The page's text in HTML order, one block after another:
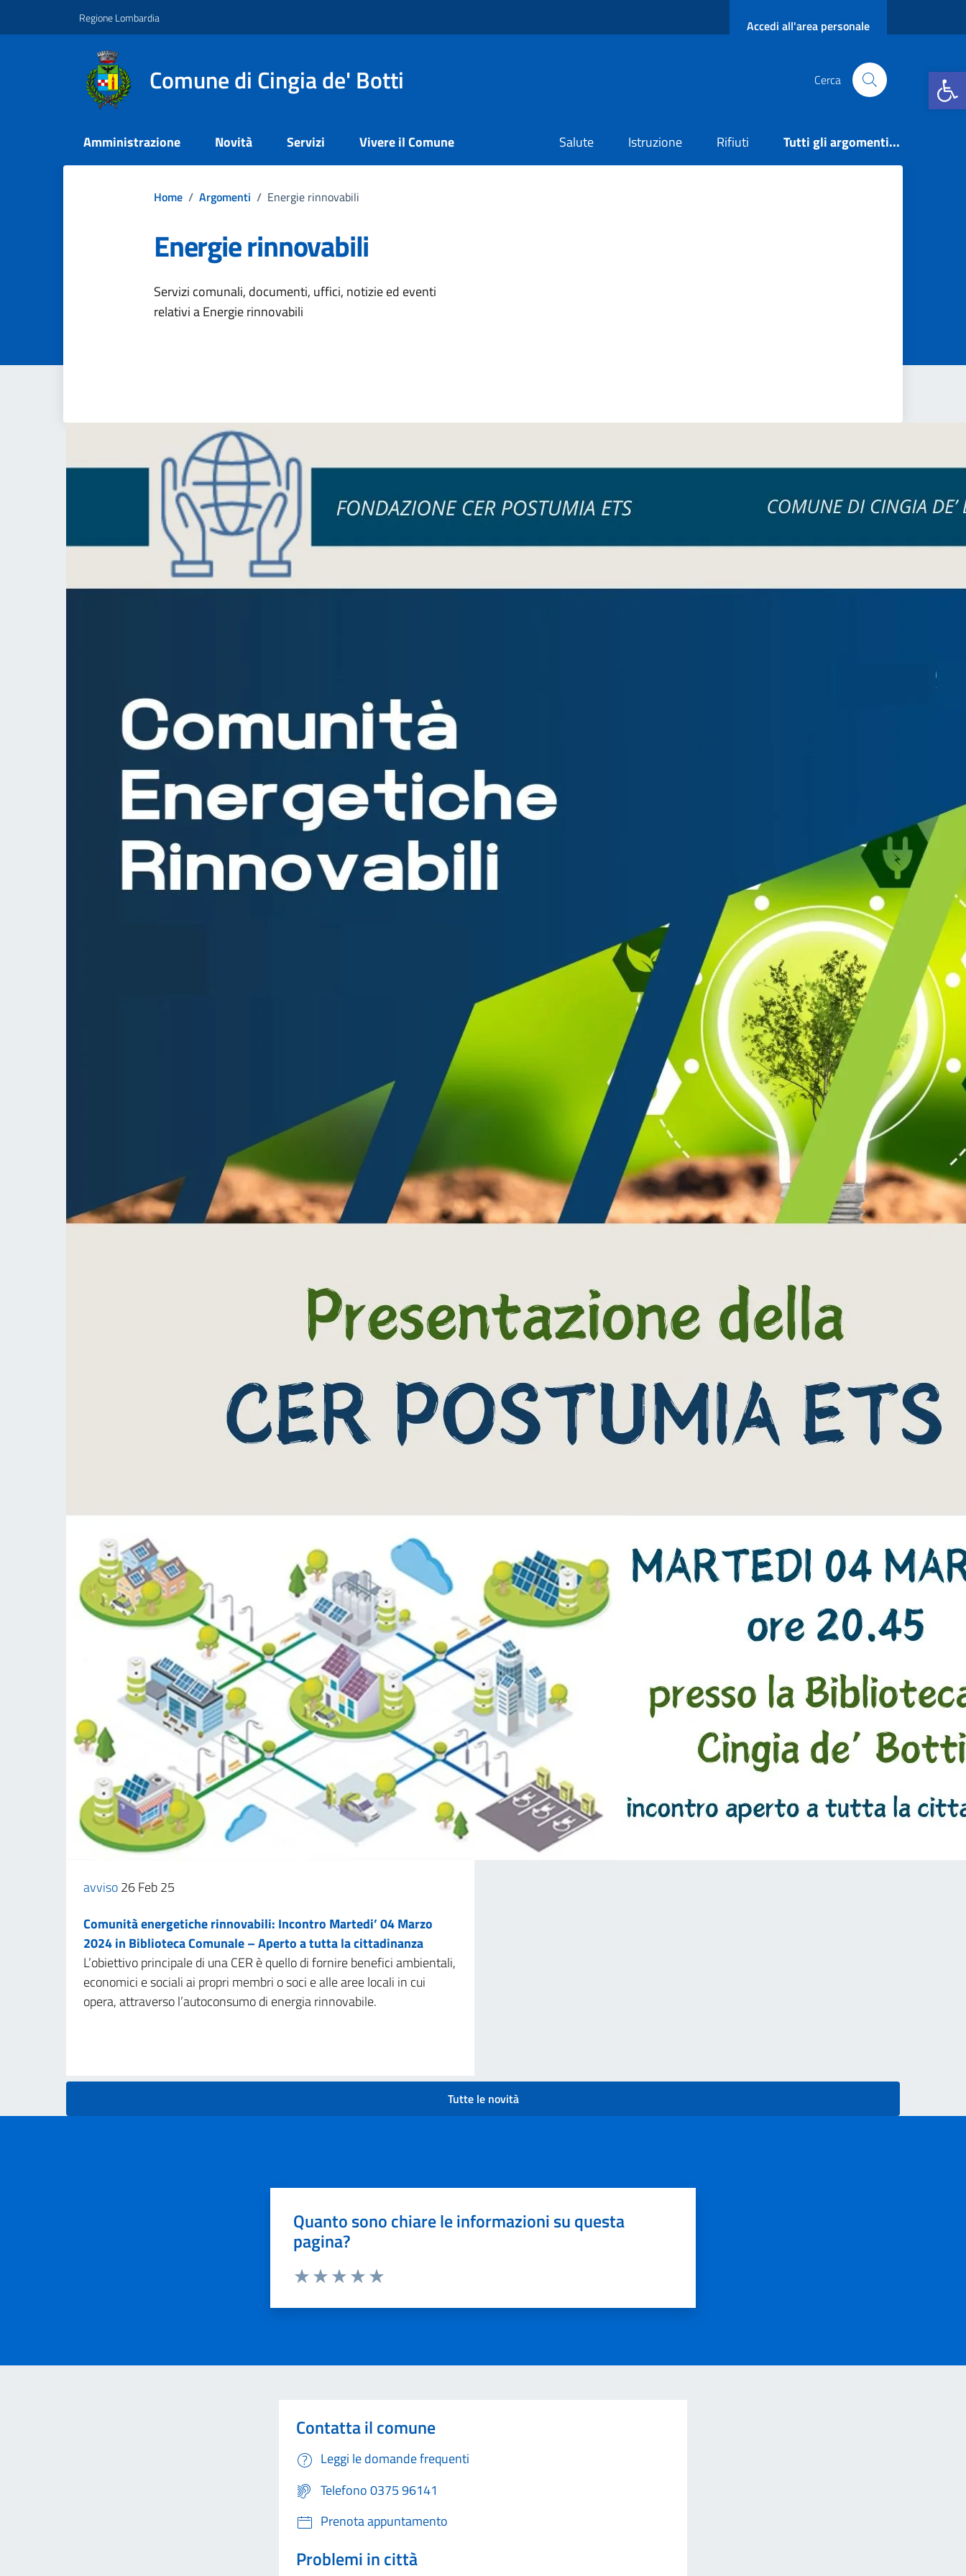
Apri la
Regione Lombardia Accedi all'area personale
Comune di Cingia de' Botti Cerca
Amministrazione Novità Servizi Vivere il Comune Salute Istruzione Rifiuti Tutti gli argomenti...
Home / Argomenti / Energie rinnovabili
Energie rinnovabili
Dettagli dell'argomento
Servizi comunali, documenti, uffici, notizie ed eventi
relativi a Energie rinnovabili
avviso26 Feb 25
Comunità energetiche rinnovabili: Incontro Martedi’ 04 Marzo
2024 in Biblioteca Comunale – Aperto a tutta la cittadinanza
L’obiettivo principale di una CER è quello di fornire benefici ambientali,
economici e sociali ai propri membri o soci e alle aree locali in cui
opera, attraverso l’autoconsumo di energia rinnovabile.
Tutte le novità
Quanto sono chiare le informazioni su questa
pagina?
Contatta il comune
Leggi le domande frequenti
Telefono 0375 96141
Prenota appuntamento
Problemi in città